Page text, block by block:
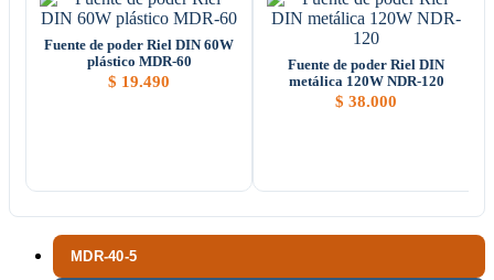
MDR-40-5
Fuente de poder Riel DIN 60W
plástico MDR-60
$ 19.490
Fuente de poder Riel DIN
metálica 120W NDR-120
$ 38.000